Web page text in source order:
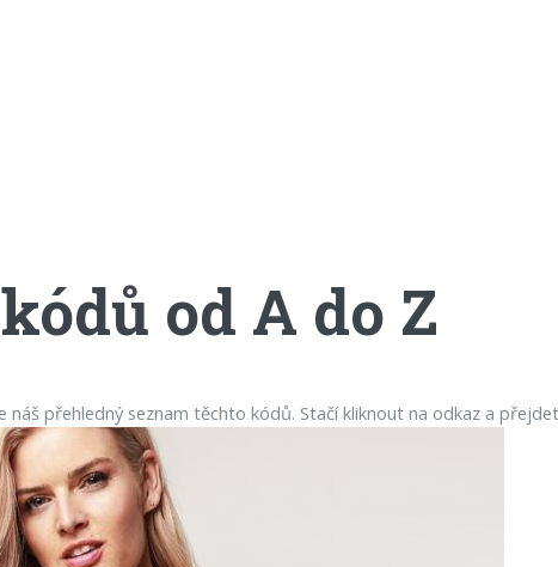
od A do Z
přehledný seznam těchto kódů. Stačí kliknout na odkaz a